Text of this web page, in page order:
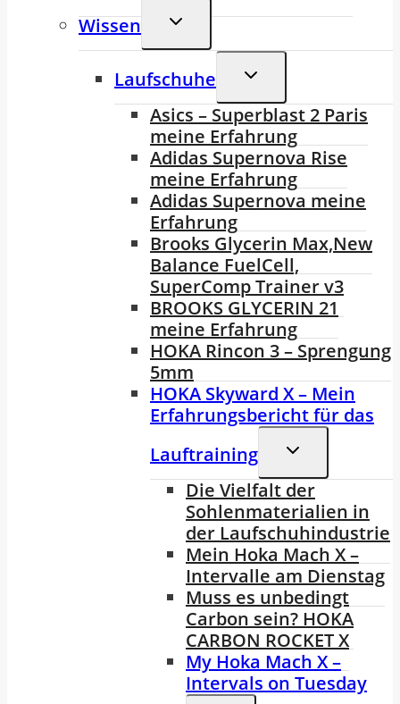
Wissen
Untermenü
Laufschuhe
Untermenü
Asics – Superblast 2 Paris
meine Erfahrung
Adidas Supernova Rise
meine Erfahrung
Adidas Supernova meine
Erfahrung
Brooks Glycerin Max,New
Balance FuelCell,
SuperComp Trainer v3
BROOKS GLYCERIN 21
meine Erfahrung
HOKA Rincon 3 – Sprengung
5mm
HOKA Skyward X – Mein
Erfahrungsbericht für das
Lauftraining
Untermenü
Die Vielfalt der
Sohlenmaterialien in
der Laufschuhindustrie
Mein Hoka Mach X –
Intervalle am Dienstag
Muss es unbedingt
Carbon sein? HOKA
CARBON ROCKET X
My Hoka Mach X –
Intervals on Tuesday